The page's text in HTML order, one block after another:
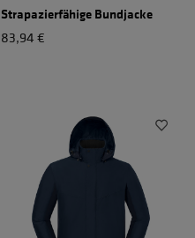
Strapazierfähige Bundjacke
83,94 €